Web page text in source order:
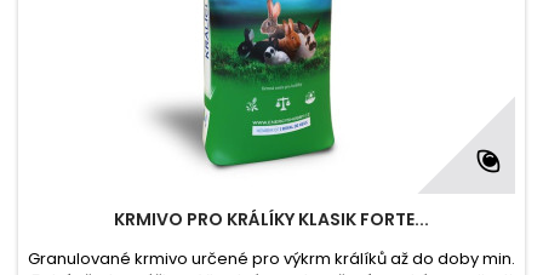
KRMIVO PRO KRÁLÍKY KLASIK FORTE...
Granulované krmivo určené pro výkrm králíků až do doby min.